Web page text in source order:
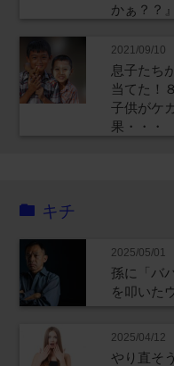
かぁ？？』
2021/09/10
息子たち
当てた！
子供がケ
果・・・
キチ
2025/05/01
孫に「バ
を叩いた
2025/04/12
やり直そ